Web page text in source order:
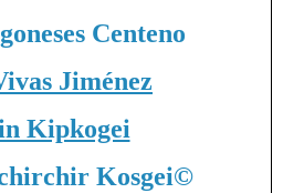
Centeno
Jiménez
Kipkogei
Kosgei©